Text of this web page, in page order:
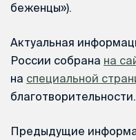
беженцы»).
Актуальная
России собрана на
на специальной
благотворительности.
Предыдущие